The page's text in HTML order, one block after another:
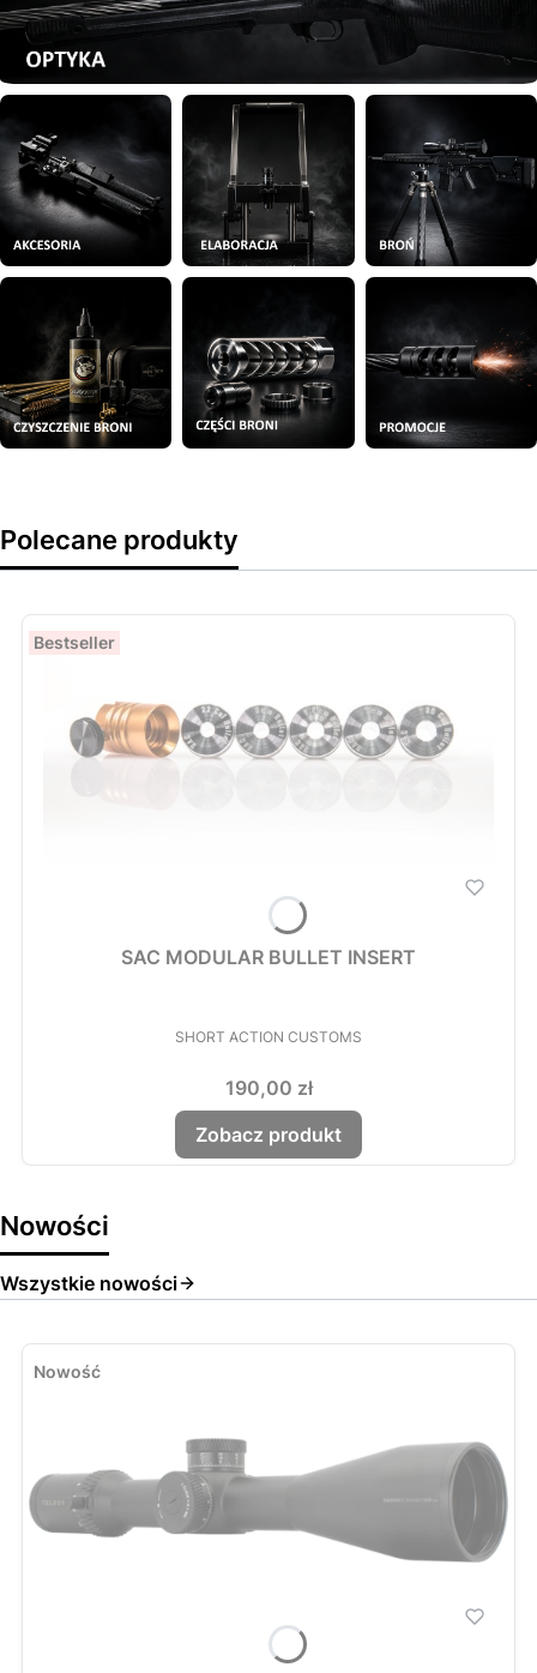
Polecane produkty
Bestseller
SAC MODULAR BULLET INSERT
PRODUCENT
SHORT ACTION CUSTOMS
Cena
190,00 zł
Zobacz produkt
Nowości
Wszystkie nowości
Nowość